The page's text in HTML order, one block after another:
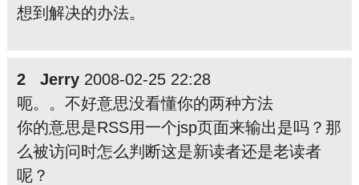
想到解决的办法。
2 Jerry2008-02-25 22:28
呃。。不好意思没看懂你的两种方法
你的意思是RSS用一个jsp页面来输出是吗？那
么被访问时怎么判断这是新读者还是老读者
呢？